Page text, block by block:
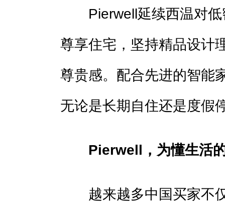
Pierwell延续西温对低
尊享住宅，坚持精品设计
尊贵感。配合先进的智能
无论是长期自住还是度假
Pierwell，为懂生活
越来越多中国买家不仅